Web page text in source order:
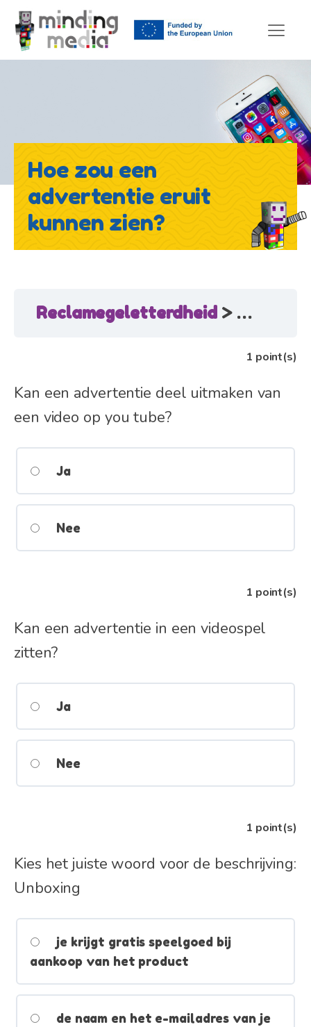
Hoe zou een
advertentie eruit
kunnen zien?
Reclamegeletterdheid Hoe
1 point(s)
Kan een advertentie deel uitmaken van
een video op you tube?
Ja
Nee
1 point(s)
Kan een advertentie in een videospel
zitten?
Ja
Nee
1 point(s)
Kies het juiste woord voor de beschrijving:
Unboxing
je krijgt gratis speelgoed bij
aankoop van het product
de naam en het e-mailadres van je